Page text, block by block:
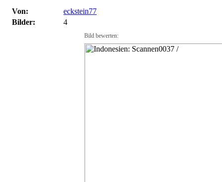
Von:
eckstein77
Bilder:
4
Bild bewerten: